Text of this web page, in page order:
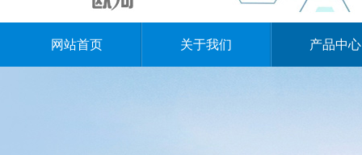
网站首页 关于我们 产品中心